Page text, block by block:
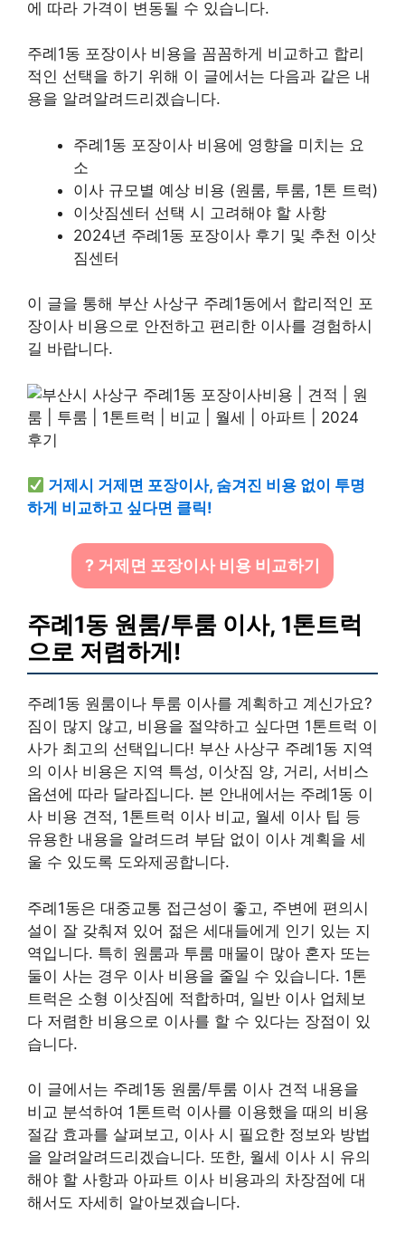
에 따라 가격이 변동될 수 있습니다.
주례1동 포장이사 비용을 꼼꼼하게 비교하고 합리
적인 선택을 하기 위해 이 글에서는 다음과 같은 내
용을 알려알려드리겠습니다.
주례1동 포장이사 비용에 영향을 미치는 요
소
이사 규모별 예상 비용 (원룸, 투룸, 1톤 트럭)
이삿짐센터 선택 시 고려해야 할 사항
2024년 주례1동 포장이사 후기 및 추천 이삿
짐센터
이 글을 통해 부산 사상구 주례1동에서 합리적인 포
장이사 비용으로 안전하고 편리한 이사를 경험하시
길 바랍니다.
거제시 거제면 포장이사, 숨겨진 비용 없이 투명
하게 비교하고 싶다면 클릭!
? 거제면 포장이사 비용 비교하기
주례1동 원룸/투룸 이사, 1톤트럭
으로 저렴하게!
주례1동 원룸이나 투룸 이사를 계획하고 계신가요?
짐이 많지 않고, 비용을 절약하고 싶다면 1톤트럭 이
사가 최고의 선택입니다! 부산 사상구 주례1동 지역
의 이사 비용은 지역 특성, 이삿짐 양, 거리, 서비스
옵션에 따라 달라집니다. 본 안내에서는 주례1동 이
사 비용 견적, 1톤트럭 이사 비교, 월세 이사 팁 등
유용한 내용을 알려드려 부담 없이 이사 계획을 세
울 수 있도록 도와제공합니다.
주례1동은 대중교통 접근성이 좋고, 주변에 편의시
설이 잘 갖춰져 있어 젊은 세대들에게 인기 있는 지
역입니다. 특히 원룸과 투룸 매물이 많아 혼자 또는
둘이 사는 경우 이사 비용을 줄일 수 있습니다. 1톤
트럭은 소형 이삿짐에 적합하며, 일반 이사 업체보
다 저렴한 비용으로 이사를 할 수 있다는 장점이 있
습니다.
이 글에서는 주례1동 원룸/투룸 이사 견적 내용을
비교 분석하여 1톤트럭 이사를 이용했을 때의 비용
절감 효과를 살펴보고, 이사 시 필요한 정보와 방법
을 알려알려드리겠습니다. 또한, 월세 이사 시 유의
해야 할 사항과 아파트 이사 비용과의 차장점에 대
해서도 자세히 알아보겠습니다.